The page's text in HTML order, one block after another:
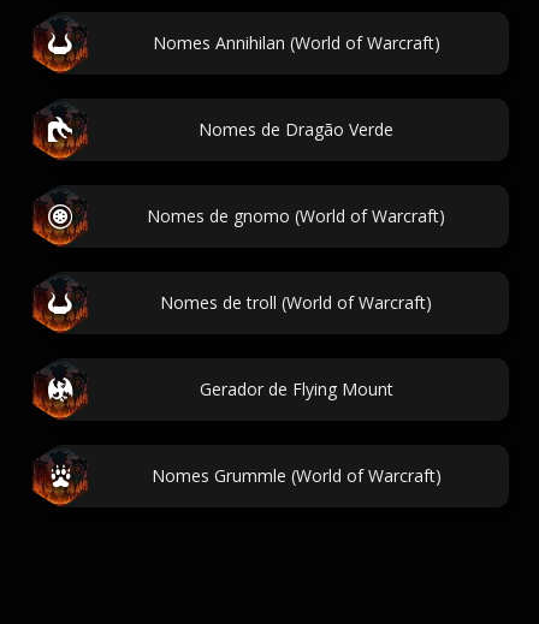
Nomes Annihilan (World of Warcraft)
Nomes de Dragão Verde
Nomes de gnomo (World of Warcraft)
Nomes de troll (World of Warcraft)
Gerador de Flying Mount
Nomes Grummle (World of Warcraft)